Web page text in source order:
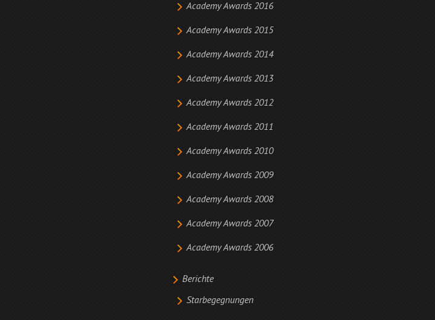
Academy Awards 2016
Academy Awards 2015
Academy Awards 2014
Academy Awards 2013
Academy Awards 2012
Academy Awards 2011
Academy Awards 2010
Academy Awards 2009
Academy Awards 2008
Academy Awards 2007
Academy Awards 2006
Berichte
Starbegegnungen